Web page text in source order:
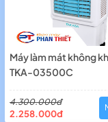
Máy làm mát không
TKA-03500C
4.300.000đ
2.258.000đ